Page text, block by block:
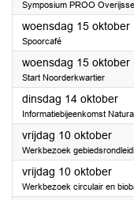
Symposium PROO
woensdag 15 oktober
Spoorcafé
woensdag 15 oktober
Start Noorderkwartier
dinsdag 14 oktober
Informatiebijeenkomst
vrijdag 10 oktober2025
Werkbezoek
vrijdag 10 oktober2025
Werkbezoek circulair en